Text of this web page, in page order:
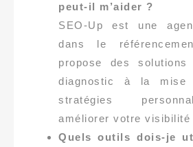
peut-il m’aider ?
SEO-Up est une
dans le
propose des solutions
diagnostic à la
stratégies
améliorer votre visibilité
Quels outils dois-je